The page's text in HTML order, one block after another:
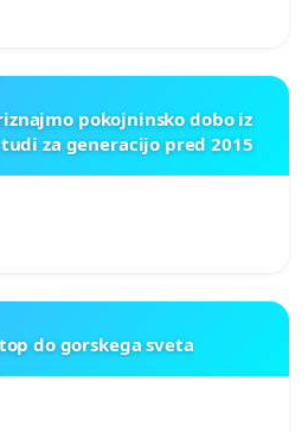
pokojninsko dobo iz
za generacijo pred 2015
do gorskega sveta